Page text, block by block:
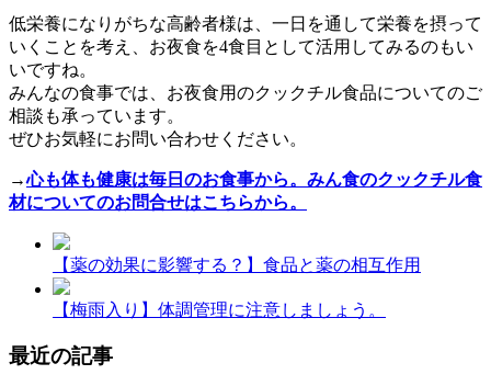
低栄養になりがちな高齢者様は、一日を通して栄養を摂って
いくことを考え、お夜食を4食目として活用してみるのもい
いですね。
みんなの食事では、お夜食用のクックチル食品についてのご
相談も承っています。
ぜひお気軽にお問い合わせください。
→心も体も健康は毎日のお食事から。みん食のクックチル食
材についてのお問合せはこちらから。
【薬の効果に影響する？】食品と薬の相互作用
【梅雨入り】体調管理に注意しましょう。
最近の記事